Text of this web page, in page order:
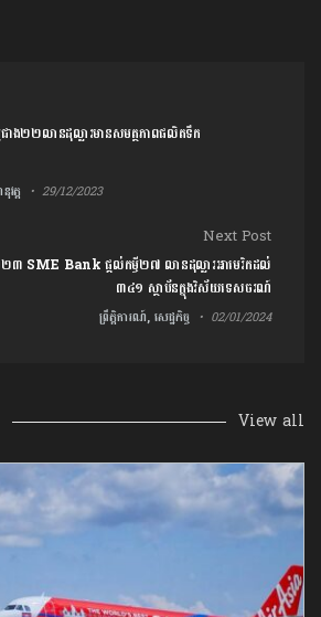
ជាង២២លានដុល្លារមានសមត្ថភាពផលិតទឹក
វត្ត 29/12/2023
Next Post
០២៣ SME Bank ផ្តល់កម្ចី២៧ លានដុល្លារអាមេរិកដល់
៣៤១ ស្ថាប័នក្នុងវិស័យទេសចរណ៍
ព្រឹត្តិការណ៍, សេដ្ឋកិច្ច 02/01/2024
View all